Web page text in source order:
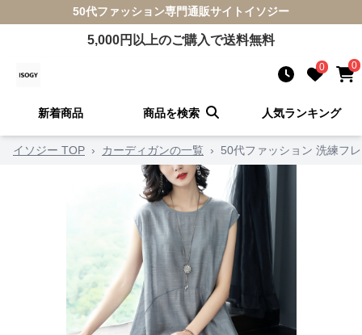
50代ファッション専門通販サイト イソジー
5,000円以上のご購入で送料無料
0 0
新着商品 商品を検索 人気ランキング
イソジー TOP › カーディガンの一覧 › 50代ファッション 洗練フ